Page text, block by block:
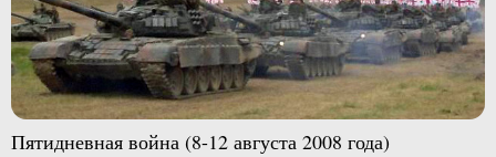
Пятидневная война (8-12 августа 2008 года)